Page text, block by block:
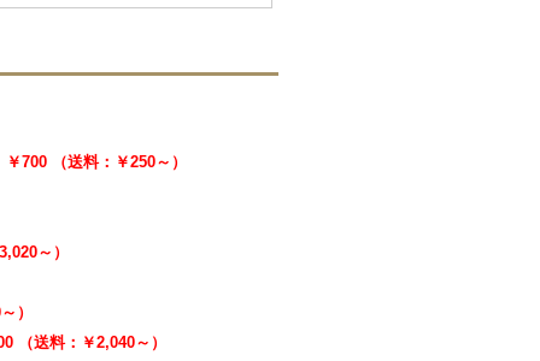
￥700 （送料：￥250～）
～）
）
（送料：￥2,040～）